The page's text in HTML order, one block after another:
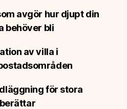
avgör hur djupt din
behöver bli
av villa i
för stora